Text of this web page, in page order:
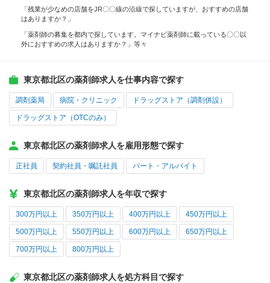
「残業が少なめの店舗をJR〇〇線の沿線で探していますが、おすすめの店舗
はありますか？」
「薬剤師の募集を都内で探しています。マイナビ薬剤師に載っている〇〇以
外におすすめの求人はありますか？」等々
東京都北区の薬剤師求人を仕事内容で探す
調剤薬局 病院・クリニック ドラッグストア（調剤併設）
ドラッグストア（OTCのみ）
東京都北区の薬剤師求人を雇用形態で探す
正社員 契約社員・嘱託社員 パート・アルバイト
東京都北区の薬剤師求人を年収で探す
300万円以上 350万円以上 400万円以上 450万円以上
500万円以上 550万円以上 600万円以上 650万円以上
700万円以上 800万円以上
東京都北区の薬剤師求人を処方科目で探す